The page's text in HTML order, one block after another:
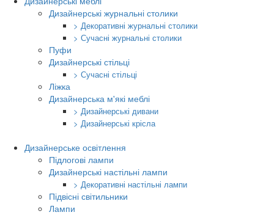
Дизайнерські журнальні столики
> Декоративні журнальні столики
> Сучасні журнальні столики
Пуфи
Дизайнерські стільці
> Сучасні стільці
Ліжка
Дизайнерська м'які меблі
> Дизайнерські дивани
> Дизайнерські крісла
Дизайнерське освітлення
Підлогові лампи
Дизайнерські настільні лампи
> Декоративні настільні лампи
Підвісні світильники
Лампи